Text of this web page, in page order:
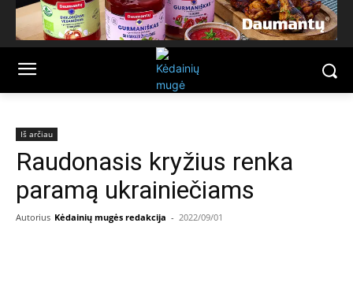
Iš arčiau
Raudonasis kryžius renka
paramą ukrainiečiams
Autorius Kėdainių mugės redakcija - 2022/09/01